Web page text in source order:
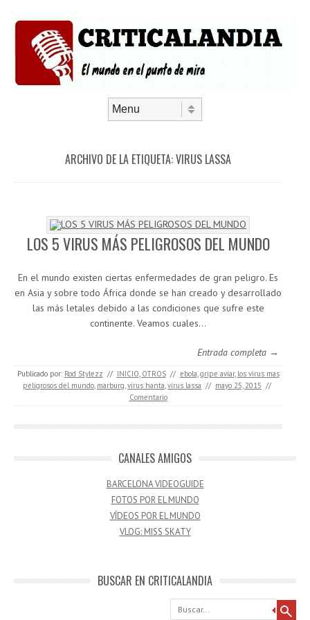
ARCHIVO DE LA ETIQUETA:VIRUS LASSA
LOS 5 VIRUS MÁS PELIGROSOS DEL MUNDO
En el mundo existen ciertas enfermedades de gran peligro. Es
en Asia y sobre todo África donde se han creado y desarrollado
las más letales debido a las condiciones que sufre este
continente. Veamos cuales…
Entrada completa →
Publicado por: Rod Stylezz // INICIO, OTROS // ebola,gripe aviar, los virus mas
peligrosos del mundo, marburg,virus hanta,virus lassa // mayo 25, 2015 //
Comentario
CANALES AMIGOS
BARCELONA VIDEOGUIDE
FOTOS POR EL MUNDO
VÍDEOS POR EL MUNDO
VLOG: MISS SKATY
BUSCAR EN CRITICALANDIA
Buscar